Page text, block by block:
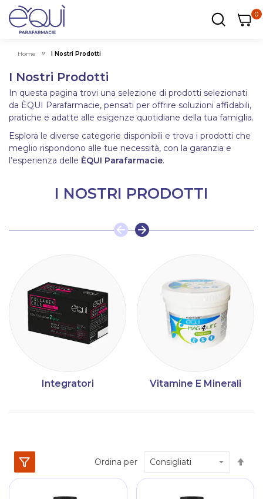
00
Home I Nostri Prodotti
I Nostri Prodotti
In questa pagina trovi una selezione di prodotti selezionati
da ÈQUI Parafarmacie, pensati per offrire soluzioni affidabili,
pratiche e adatte alle esigenze quotidiane della tua famiglia.
Esplora le diverse categorie disponibili e trova i prodotti che
meglio rispondono alle tue necessità, con la garanzia e
l’esperienza delle ÈQUI Parafarmacie.
I NOSTRI PRODOTTI
Integratori Vitamine E Minerali
Ordina per